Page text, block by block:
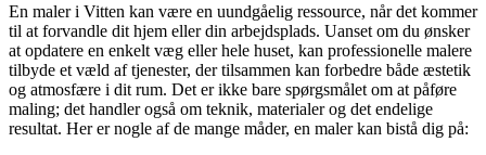
En maler i Vitten kan være en uundgåelig ressource, når det kommer
til at forvandle dit hjem eller din arbejdsplads. Uanset om du ønsker
at opdatere en enkelt væg eller hele huset, kan professionelle malere
tilbyde et væld af tjenester, der tilsammen kan forbedre både æstetik
og atmosfære i dit rum. Det er ikke bare spørgsmålet om at påføre
maling; det handler også om teknik, materialer og det endelige
resultat. Her er nogle af de mange måder, en maler kan bistå dig på: